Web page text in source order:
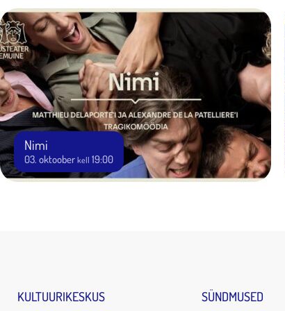
Nimi
03. oktoober kell 19:00
KULTUURIKESKUS SÜNDMUSED